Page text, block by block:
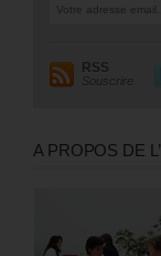
RSS
Souscrire
A PROPOS DE